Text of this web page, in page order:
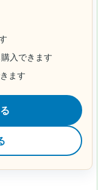
入できます
ます